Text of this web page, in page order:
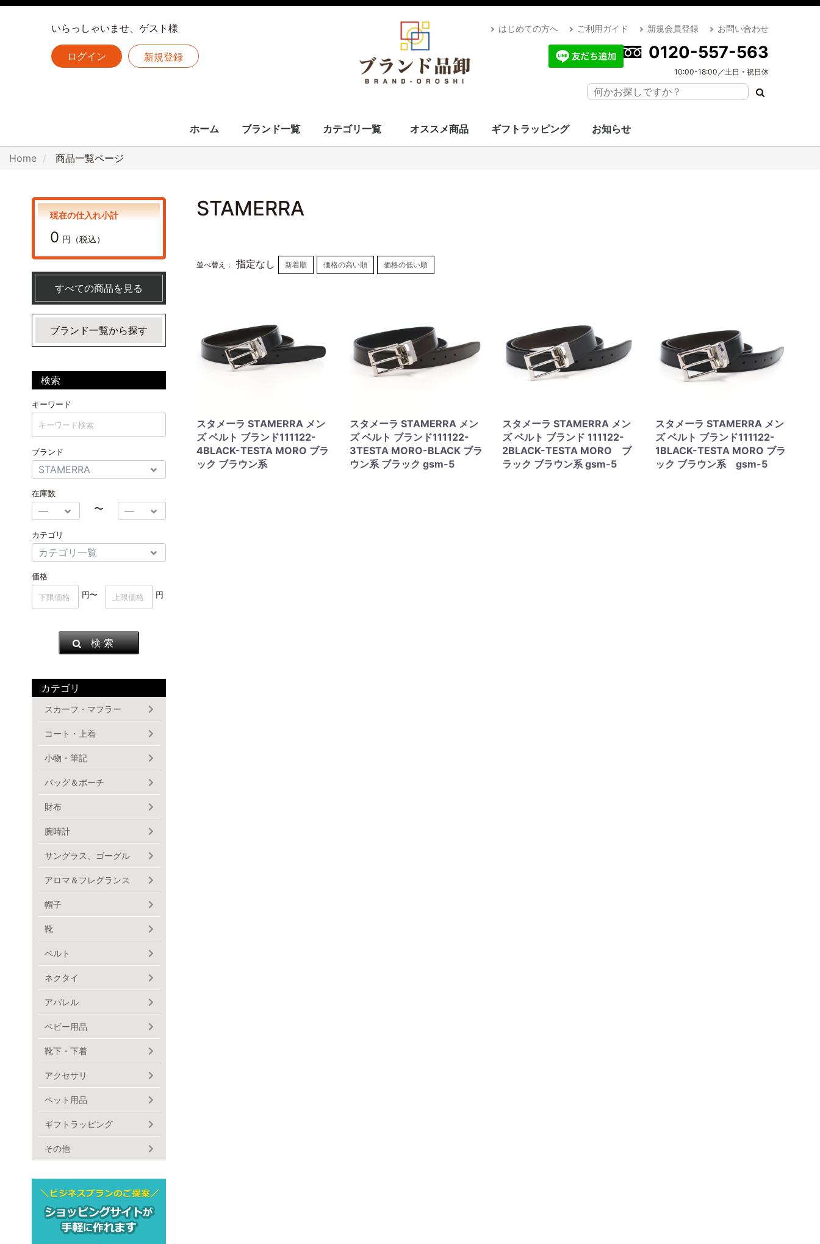
いらっしゃいませ、ゲスト様
ログイン 新規登録
はじめての方へ ご利用ガイド 新規会員登録 お問い合わせ
0120-557-563
10:00-18:00／土日・祝日休
ホーム ブランド一覧 カテゴリ一覧
スカーフ・マフラー
コート・上着
小物・筆記
バッグ＆ポーチ
財布
腕時計
サングラス、ゴーグル
アロマ＆フレグランス
帽子
靴
ベルト
ネクタイ
アパレル
ベビー用品
靴下・下着
アクセサリ
ペット用品
ギフトラッピング
その他
ALEXANDRE DE PARIS
BRIEFING FONDATION LOUIS VUITTON
CANADA GOOSE
UGG
Stefano Corsini
CAPE HORN
ZANELLATO
IL BISONTE
Vivienne Westwood
GIANNI CHIARINI
CARBOTTI
THENORTHFACE
Advisor
Kahler
Arabia
PATOU
Mackage
Satellite
Carhartt
Banyan's Visa Bay
CUTTER&BUCK
MARKET
PHARMACY
MC2 SAINT
GIORGIO ARMANI
STONEISLAND
YUZEFI
J&M DAVIDSON
Vivienne Westwood
14BROS
STAMERRA
SEE BY CHLOE
PENDLETON
OPENING CEREMONY
MSGM
LACOSTE
Kiton
KAPPA GOLF
HYDROGEN
本間ゴルフ
GOLDEN GOOSE
FRED PERRY
EA7
DROLE DE MONSIEUR
CULTI
Conklin
BUNNIES BY THE BAY
BRUNELLO CUCINELLI
Brioni
BROOKLYN HAT
AVentiQuattrore
ARMANI EXCHANGEADIDAS BY STELLA MCCARTNEY
APEDE MOD
VALEXTRA
MM6
MAISON KITSUNE
ISABEL MARANT
Sara Burglar
Zeus+Dione
Alexander McQueen
MaxMara
Maison Margiela
NIKE
ROLEX
AMI PARIS
JIL SANDER
TOD's
OFF-WHITE
Chloé
MARNI
STELLA MCCARTNEY
CELINE
Karl Lagerfeld
MOOSE KNUCKLES
CANADA GOOSE COMME des GARÇONS
BALMAIN
KENZO
TOM FORD
LOEWE
USED
Dr.Martens
GREGORY
TOMMY HILFIGER
CHARLES JOURDAN
MISSONI
VERSACE
LANVAN
Lunaria Cashmere
WOOLRICH
Côte&Ciel
MONTECORE
MONCLER
MARIMEKKO
DIOR
MIUMIU
Ray-Ban
POLICE
LAVENHAM
VALENTINO
IL BISONTE
HUGO BOSS
TATRAS
Le Sport sac
GOYARD
GIVENCHY
FRANKIE MORELLO
BORGIOLI
GHERARDINI
MARC JACOBS
OUTLET
TORY BURCH
DUVETICA
GLENROYAL
BVLGARI
BURBERRY
BERLUTI
BOTTEGA VENETA
BALENCIAGA
RALPH LAUREN
PRIMA CLASSE
PRADA
Paul Smith
MICHAEL KORS
LONGCHAMP
JIMMY CHOO
JACK SPADE
Jacques Britt
GUCCI
FURLA
FERRAGAMO
FENDI
FELISI
DUNHILL
DOLCE&GABBANA D&G
DIESEL
Di Giorgio
COACH
Christian Louboutin
CALVIN KLEIN
BALLY
CADINI
FEILER
BARK
MCM
Saint Laurent
Orobianco
EMPORIO ARMANI
HERMES
CHANEL
LOUIS VUITTON
オススメ商品 ギフトラッピング お知らせ
Home 商品一覧ページ
現在の仕入れ小計
0 円（税込）
すべての商品を見る
ブランド一覧から探す
検索
キーワード
ブランド
在庫数
〜
カテゴリ
価格
円〜
円
検 索
カテゴリ
スカーフ・マフラー
コート・上着
小物・筆記
バッグ＆ポーチ
財布
腕時計
サングラス、ゴーグル
アロマ＆フレグランス
帽子
靴
ベルト
ネクタイ
アパレル
ベビー用品
靴下・下着
アクセサリ
ペット用品
ギフトラッピング
その他
STAMERRA
並べ替え： 指定なし 新着順 価格の高い順 価格の低い順
スタメーラ STAMERRA メン
ズ ベルト ブランド111122-
4BLACK-TESTA MORO ブラ
ック ブラウン系
スタメーラ STAMERRA メン
ズ ベルト ブランド111122-
3TESTA MORO-BLACK ブラ
ウン系 ブラック gsm-5
スタメーラ STAMERRA メン
ズ ベルト ブランド 111122-
2BLACK-TESTA MORO ブ
ラック ブラウン系 gsm-5
スタメーラ STAMERRA メン
ズ ベルト ブランド111122-
1BLACK-TESTA MORO ブラ
ック ブラウン系 gsm-5